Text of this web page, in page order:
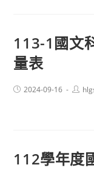
113-1國文
量表
Post2024-09-16
Post
112學年度